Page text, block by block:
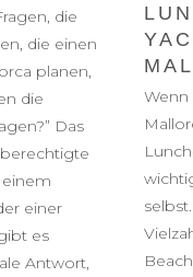
die
die einen
planen,
die
Das
einem
einer
es
Antwort,
Wenn